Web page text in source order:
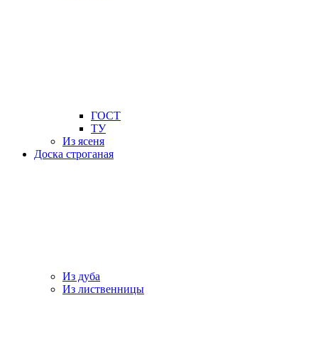
ГОСТ
ТУ
Из ясеня
Доска строганая
Из дуба
Из лиственницы